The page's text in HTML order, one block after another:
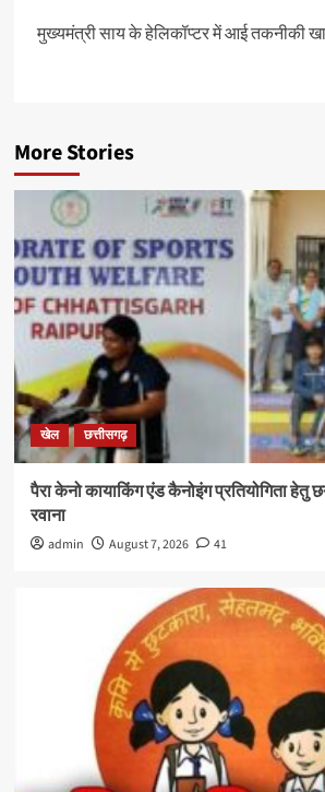
मुख्यमंत्री साय के हेलिकॉप्टर में आई तकनीकी
More Stories
खेल छत्तीसगढ़
पैरा केनो कायाकिंग एंड कैनोइंग प्रतियोगिता हेतु
रवाना
admin August 7, 2026 41